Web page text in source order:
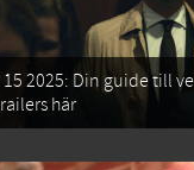
15 2025: Din guide till
här